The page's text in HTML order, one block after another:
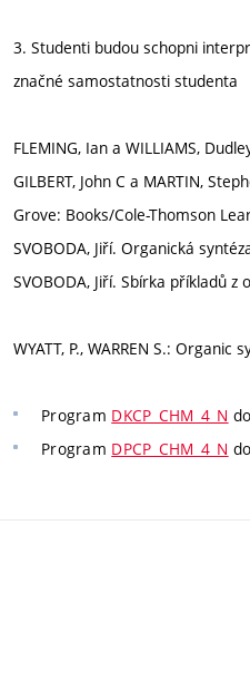
3. Studenti budou schopni
značné samostatnosti studenta
FLEMING, Ian a WILLIAMS,
GILBERT, John C a MARTIN,
Grove: Books/Cole-Thomson
SVOBODA, Jiří. Organická
SVOBODA, Jiří. Sbírka příkladů z
WYATT, P., WARREN S.:
Program DKCP_CHM_4_N
Program DPCP_CHM_4_N